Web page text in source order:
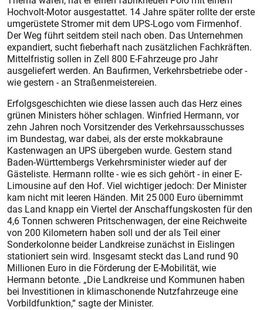
Hochvolt-Motor ausgestattet. 14 Jahre später rollte der erste
umgerüstete Stromer mit dem UPS-Logo vom Firmenhof.
Der Weg führt seitdem steil nach oben. Das Unternehmen
expandiert, sucht fieberhaft nach zusätzlichen Fachkräften.
Mittelfristig sollen in Zell 800 E-Fahrzeuge pro Jahr
ausgeliefert werden. An Baufirmen, Verkehrsbetriebe oder -
wie gestern - an Straßenmeistereien.
Erfolgsgeschichten wie diese lassen auch das Herz eines
grünen Ministers höher schlagen. Winfried Hermann, vor
zehn Jahren noch Vorsitzender des Verkehrsausschusses
im Bundestag, war dabei, als der erste mokkabraune
Kastenwagen an UPS übergeben wurde. Gestern stand
Baden-Württembergs Verkehrsminister wieder auf der
Gästeliste. Hermann rollte - wie es sich gehört - in einer E-
Limousine auf den Hof. Viel wichtiger jedoch: Der Minister
kam nicht mit leeren Händen. Mit 25 000 Euro übernimmt
das Land knapp ein Viertel der Anschaffungskosten für den
4,6 Tonnen schweren Pritschenwagen, der eine Reichweite
von 200 Kilometern haben soll und der als Teil einer
Sonderkolonne beider Landkreise zunächst in Eislingen
stationiert sein wird. Insgesamt steckt das Land rund 90
Millionen Euro in die Förderung der E-Mobilität, wie
Hermann betonte. „Die Landkreise und Kommunen haben
bei Investitionen in klimaschonende Nutzfahrzeuge eine
Vorbildfunktion,“ sagte der Minister.